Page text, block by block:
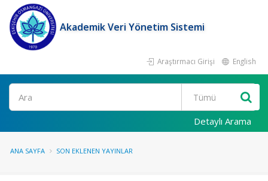
Akademik Veri Yönetim Sistemi
Araştırmacı Girişi English
Ara
Detaylı Arama
ANA SAYFA SON EKLENEN YAYINLAR